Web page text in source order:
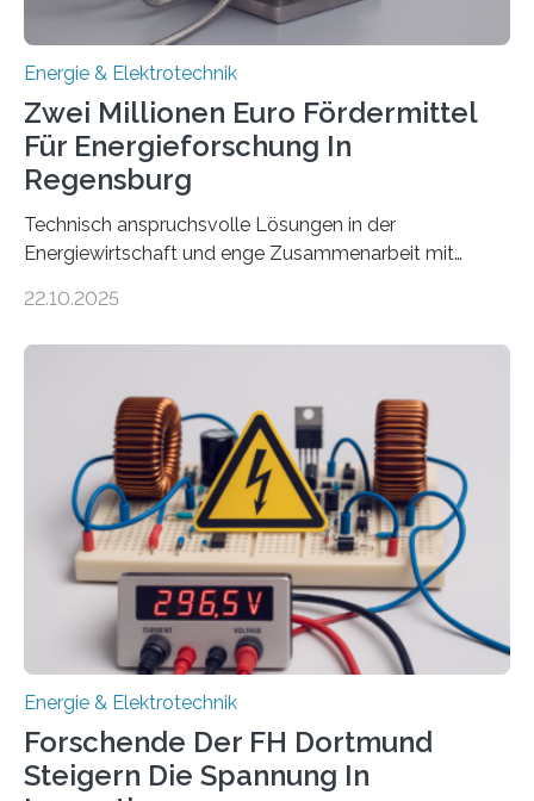
Energie & Elektrotechnik
Zwei Millionen Euro Fördermittel
Für Energieforschung In
Regensburg
Technisch anspruchsvolle Lösungen in der
Energiewirtschaft und enge Zusammenarbeit mit
neuen EU-geförderten Transfer-Projekte zu
Energietechnologien werden vom Europäischen
Sozialfonds Plus (ESF+) gefördert – mit einer
Gesamtsumme von mehr als zwei Millionen Euro.
Damit zählt die Hochschule zu den großen
Gewinnerinnen der aktuellen Förderrunde des
Bayerischen Wissenschaftsministeriums. Im
Mittelpunkt steht der direkte Wissenstransfer: Neue
wissenschaftliche Erkenntnisse sollen rasch in die
22.10.2025
Energie & Elektrotechnik
Forschende Der FH Dortmund
Steigern Die Spannung In